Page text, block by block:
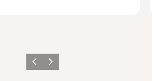
ForrigeNæste